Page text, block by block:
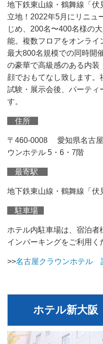
地下鉄東山線・鶴舞線「
立地！2022年5月にリニュ
じめ、200名〜400名様の
能。複数フロアをオンラ
最大800名規模での同時開
の豪華で高級感のある内
顔でおもてなし致します。
試験・展示会後、パーテ
す。
住所
〒460-0008 愛知県名古
ウンホテル 5・6・7階
最寄駅
地下鉄東山線・鶴舞線「伏
駐車場
ホテル内駐車場は、宿泊者
インパーキングをご利用く
>>名古屋クラウンホテル
ホテル新大